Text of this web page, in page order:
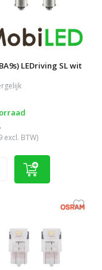
LEDriving SL wit
excl. BTW)